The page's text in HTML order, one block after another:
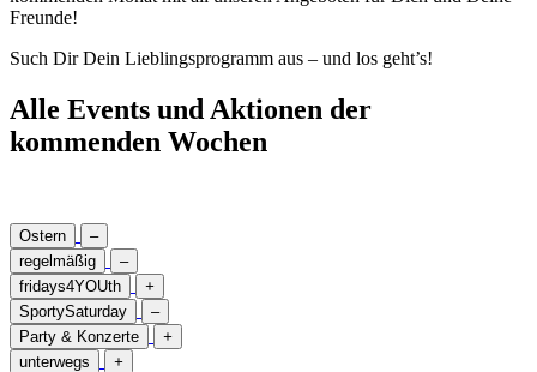
Freunde!
Such Dir Dein Lieblingsprogramm aus – und los geht’s!
Alle Events und Aktionen der
kommenden Wochen
Ostern
–
regelmäßig
–
fridays4YOUth
+
SportySaturday
–
Party & Konzerte
+
unterwegs
+